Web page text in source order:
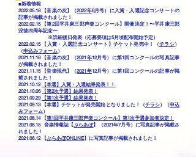
■新着情報
2022.05.18
【音楽の友】（2022年6月号）に入賞・入選記念コンサートの
記事が掲載されました！
2022.02.15【第2回平井康三郎声楽コンクール】開催決定！〜平井康三郎
没後20周年記念〜
※詳細後日発表（応募要項は5月頃配布開始予定）
2022.02.15【入賞・入選記念コンサート】チケット発売中！（チラシ）
（申込みフォーム）
2021.11.18
【音楽の友】（2021年12月号）に第1回コンクールの写真記事
が掲載されました！
2021.11.15
【音楽現代】（2021年12月号）に第1回コンクールの記事が掲
載されました！
​2021.10.12 【本選】入賞・入選結果発表！！
​2021.10.06 【第2次予選】結果発表！
​2021.09.29 【第1次予選】結果発表！
​2021.09.13 【本選】チケットが発売開始となりました！（チラシ）（申込
みフォーム）
2021.08.14【第1回平井康三郎声楽コンクール】第1次予選参加者決定！
2021.06.15音楽情報誌 【ぶらあぼ】（2021年7月号）に写真記事が掲載さ
れました！
2021.06.12【ぶらあぼONLINE】 に写真記事が掲載されました ！